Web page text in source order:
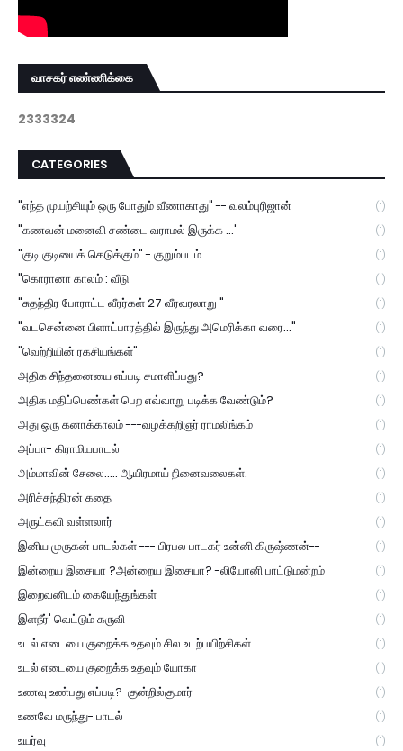
வாசகர் எண்ணிக்கை
2333324
CATEGORIES
"எந்த முயற்சியும் ஒரு போதும் வீணாகாது" -- வலம்புரிஜான் (1)
"கணவன் மனைவி சண்டை வராமல் இருக்க ...' (1)
"குடி குடியைக் கெடுக்கும்" - குறும்படம் (1)
"கொரானா காலம் : வீடு (1)
"சுதந்திர போராட்ட வீரர்கள் 27 வீரவரலாறு " (1)
"வடசென்னை பிளாட்பாரத்தில் இருந்து அமெரிக்கா வரை..." (1)
"வெற்றியின் ரகசியங்கள்" (1)
அதிக சிந்தனையை எப்படி சமாளிப்பது? (1)
அதிக மதிப்பெண்கள் பெற எவ்வாறு படிக்க வேண்டும்? (1)
அது ஒரு கனாக்காலம் ---வழக்கறிஞர் ராமலிங்கம் (1)
அப்பா- கிராமியபாடல் (1)
அம்மாவின் சேலை..... ஆயிரமாய் நினைவலைகள். (1)
அரிச்சந்திரன் கதை (1)
அருட்கவி வள்ளலார் (1)
இனிய முருகன் பாடல்கள் --- பிரபல பாடகர் உன்னி கிருஷ்ணன்-- (1)
இன்றைய இசையா ?அன்றைய இசையா? -லியோனி பாட்டுமன்றம் (1)
இறைவனிடம் கையேந்துங்கள் (1)
இளநீர்' வெட்டும் கருவி (1)
உடல் எடையை குறைக்க உதவும் சில உடற்பயிற்சிகள் (1)
உடல் எடையை குறைக்க உதவும் யோகா (1)
உணவு உண்பது எப்படி?-குன்றில்குமார் (1)
உணவே மருந்து- பாடல் (1)
உயர்வு (1)